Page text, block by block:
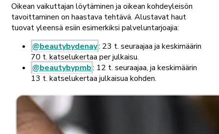
Oikean vaikuttajan löytäminen ja oikean kohdeyleisön
tavoittaminen on haastava tehtävä. Alustavat haut
tuovat yleensä esiin esimerkiksi palveluntarjoajia:
@beautybydenay: 23 t. seuraajaa ja keskimäärin
70 t. katselukertaa per julkaisu.
@beautybypmb: 12 t. seuraajaa, ja keskimäärin
13 t. katselukertaa julkaisua kohden.